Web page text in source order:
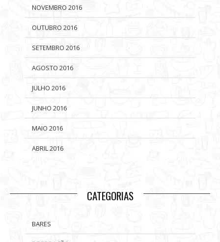
NOVEMBRO 2016
OUTUBRO 2016
SETEMBRO 2016
AGOSTO 2016
JULHO 2016
JUNHO 2016
MAIO 2016
ABRIL 2016
CATEGORIAS
BARES